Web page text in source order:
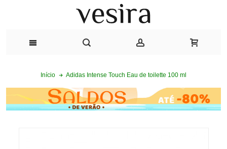
Início Adidas Intense Touch Eau de toilette 100 ml